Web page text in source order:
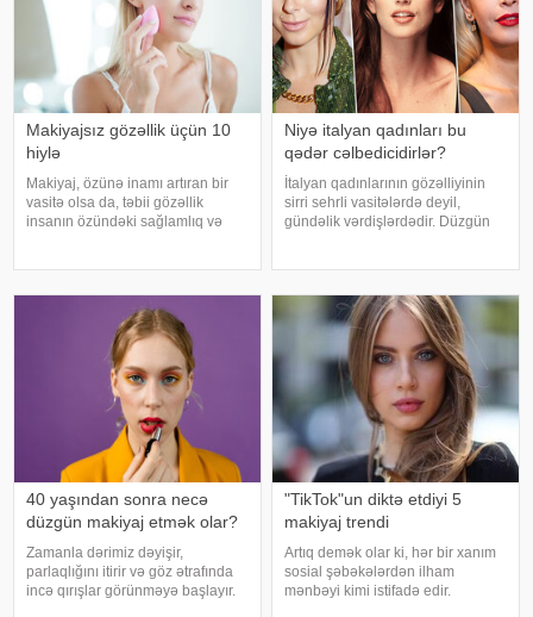
Makiyajsız gözəllik üçün 10
hiylə
Makiyaj, özünə inamı artıran bir
vasitə olsa da, təbii gözəllik
insanın özündəki sağlamlıq və
tövsiyələrə əməl edin:. . Yaxşı
Niyə italyan qadınları bu
qədər cəlbedicidirlər?
İtalyan qadınlarının gözəlliyinin
sirri sehrli vasitələrdə deyil,
gündəlik vərdişlərdədir. Düzgün
qadınlıqlarını qorumağa kömə
40 yaşından sonra necə
düzgün makiyaj etmək olar?
Zamanla dərimiz dəyişir,
parlaqlığını itirir və göz ətrafında
incə qırışlar görünməyə başlayır.
"TikTok"un diktə etdiyi 5
makiyaj trendi
Artıq demək olar ki, hər bir xanım
sosial şəbəkələrdən ilham
mənbəyi kimi istifadə edir.